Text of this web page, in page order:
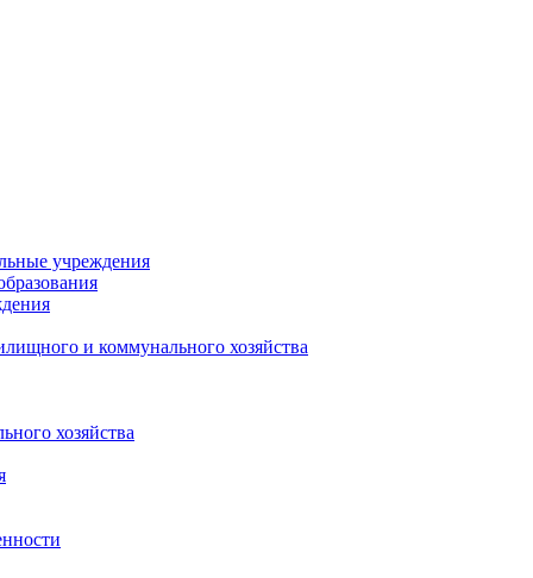
учреждения
и коммунального хозяйства
хозяйства